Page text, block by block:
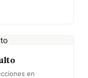
en